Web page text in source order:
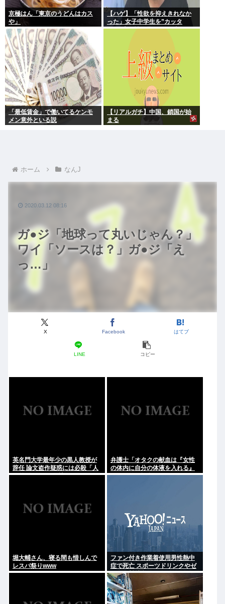
京極はん「東京のうどんはカス
や」
【ハゲ】「性欲を抑えきれなか
った」女子中学生を”カッタ
ー”で脅し性的暴行か 56歳の男
「最低賃金」で働いてるケンモ
メン意外といる説
【リアルガチ】中国、鎖国が始
まる
ホーム なんJ
ガ●ジ「地球って丸いじゃん？」
ワイ「ソースは？」ガ●ジ「え
っ…」
X Facebook はてブ
LINE コピー
2020.03.12 08:16
英名門大学最年少の黒人教授が
辞任 論文盗作疑惑には必殺「人
種差別ガー」で反撃
弁護士「オタクの献血は『女性
の体内に自分の体液を入れる』
のが目的。場合によっては不同
堀大輔さん、寝る間も惜しんで
レスバ祭りwww
ファン付き作業着使用男性熱中
症で死亡 スポーツドリンクやゼ
リー飲料持参も